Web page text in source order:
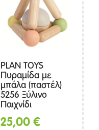
PLAN TOYS
Πυραμίδα με
μπάλα (παστέλ)
5256 Ξύλινο
Παιχνίδι
25,00€